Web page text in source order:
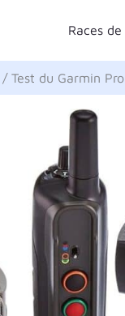
Races
Test du Garmin